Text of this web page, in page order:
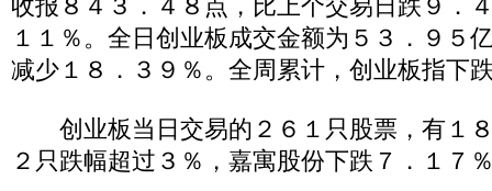
收报８４３．４８点，比上个交易日跌９．
１１％。全日创业板成交金额为５３．９５
减少１８．３９％。全周累计，创业板指下
创业板当日交易的２６１只股票，有１
２只跌幅超过３％，嘉寓股份下跌７．１７